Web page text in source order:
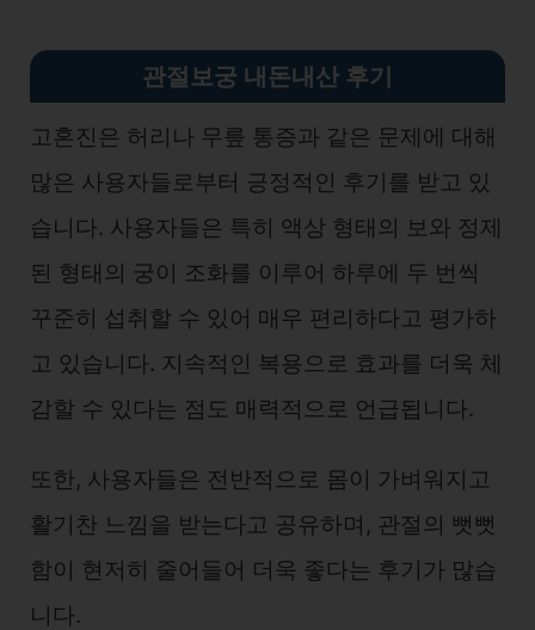
관절보궁 내돈내산 후기
고혼진은 허리나 무릎 통증과 같은 문제에 대해
많은 사용자들로부터 긍정적인 후기를 받고 있
습니다. 사용자들은 특히 액상 형태의 보와 정제
된 형태의 궁이 조화를 이루어 하루에 두 번씩
꾸준히 섭취할 수 있어 매우 편리하다고 평가하
고 있습니다. 지속적인 복용으로 효과를 더욱 체
감할 수 있다는 점도 매력적으로 언급됩니다.
또한, 사용자들은 전반적으로 몸이 가벼워지고
활기찬 느낌을 받는다고 공유하며, 관절의 뻣뻣
함이 현저히 줄어들어 더욱 좋다는 후기가 많습
니다.